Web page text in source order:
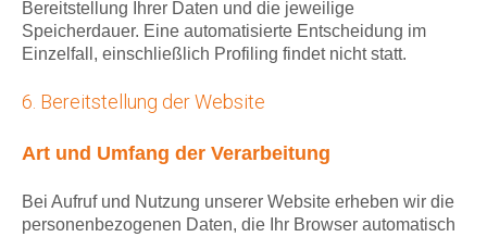
Bereitstellung Ihrer Daten und die jeweilige
Speicherdauer. Eine automatisierte Entscheidung im
Einzelfall, einschließlich Profiling findet nicht statt.
6. Bereitstellung der Website
Art und Umfang der Verarbeitung
Bei Aufruf und Nutzung unserer Website erheben wir die
personenbezogenen Daten, die Ihr Browser automatisch